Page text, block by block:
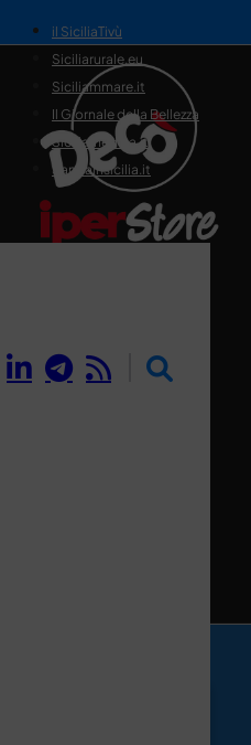
il SiciliaTivù
Siciliarurale.eu
Siciliammare.it
Il Giornale della Bellezza
Siciliamedica.it
Sanitainsicilia.it